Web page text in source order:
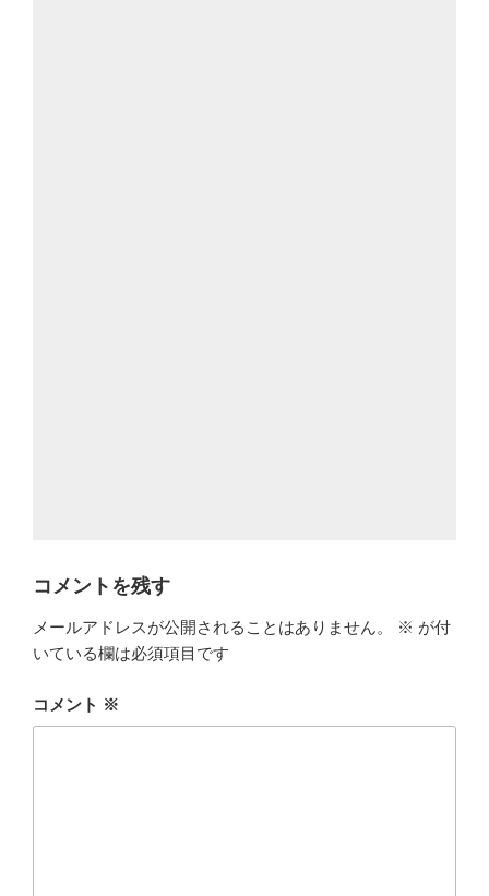
コメントを残す
メールアドレスが公開されることはありません。 ※ が付
いている欄は必須項目です
コメント ※